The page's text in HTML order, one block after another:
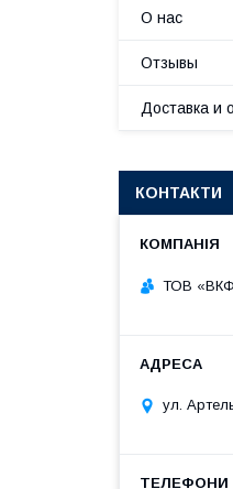
О нас
Отзывы
Доставка и
КОНТАКТИ
ТОВ
ул.